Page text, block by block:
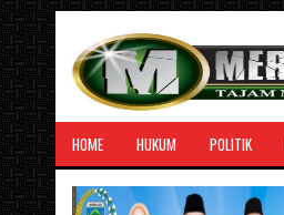
HOME HUKUM POLITIK